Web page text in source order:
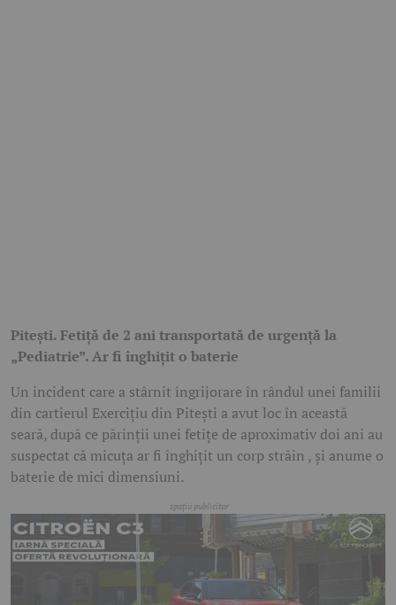
Pitești. Fetiță de 2 ani transportată de urgență la
„Pediatrie”. Ar fi înghițit o baterie
Un incident care a stârnit îngrijorare în rândul unei familii
din cartierul Exercițiu din Pitești a avut loc în această
seară, după ce părinții unei fetițe de aproximativ doi ani au
suspectat că micuța ar fi înghițit un corp străin , și anume o
baterie de mici dimensiuni.